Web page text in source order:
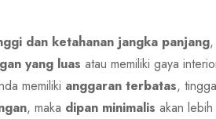
dan ketahanan jangka panjang,
yang luas atau memiliki gaya
memiliki anggaran terbatas,
, maka dipan minimalis akan